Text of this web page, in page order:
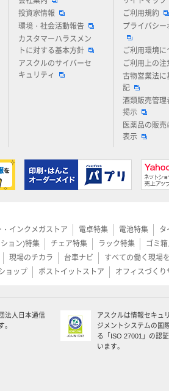
投資家情報
環境・社会活動報告
カスタマーハラスメン
トに対する基本方針
アスクルのサイバーセ
キュリティ
ご利用規約
プライバシー
ご利用環境に
ご利用上の注
古物営業法に
記
酒類販売管理
掲示
医薬品の販売
表示
・インクメガストア 電卓特集 電池特集
タ
ョン)特集
チェア特集 ラック特集
ゴミ
現場のチカラ 台車ナビ
すべての働く現場
ョップ
ポストイットストア オフィスづくり
法人日本通信
。
アスクルは情報セキュ
ジメントシステムの国
る「ISO 27001」の認
います。